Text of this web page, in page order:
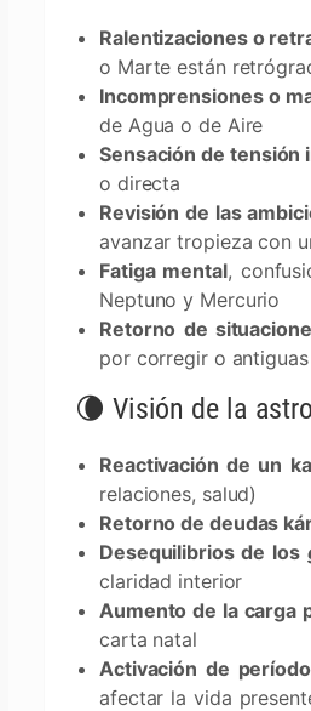
Ralentizaciones o
o Marte están
Incomprensiones o
de Agua o de Aire
Sensación de tensión
o directa
Revisión de las
avanzar tropieza con
Fatiga mental,
Neptuno y Mercurio
Retorno de
por corregir o
🌘 Visión de la
Reactivación de un
relaciones, salud)
Retorno de deudas
Desequilibrios de los
claridad interior
Aumento de la carga
carta natal
Activación de
afectar la vida